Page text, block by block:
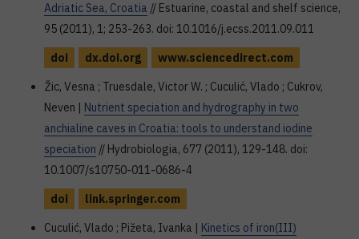
Adriatic Sea, Croatia // Estuarine, coastal and shelf science,
95 (2011), 1; 253-263. doi: 10.1016/j.ecss.2011.09.011
doi
dx.doi.org
www.sciencedirect.com
Žic, Vesna ; Truesdale, Victor W. ; Cuculić, Vlado ; Cukrov,
Neven | Nutrient speciation and hydrography in two
anchialine caves in Croatia: tools to understand iodine
speciation // Hydrobiologia, 677 (2011), 129-148. doi:
10.1007/s10750-011-0686-4
doi
link.springer.com
Cuculić, Vlado ; Pižeta, Ivanka | Kinetics of iron(III)